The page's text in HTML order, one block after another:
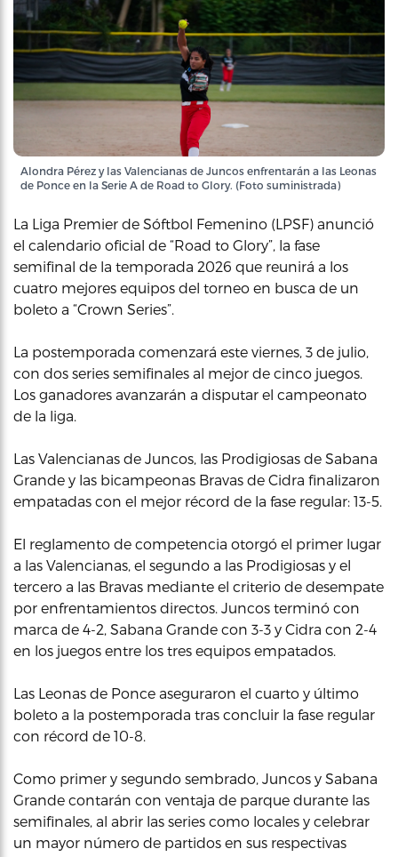
Alondra Pérez y las Valencianas de Juncos enfrentarán a las Leonas
de Ponce en la Serie A de Road to Glory. (Foto suministrada)
La Liga Premier de Sóftbol Femenino (LPSF) anunció
el calendario oficial de “Road to Glory”, la fase
semifinal de la temporada 2026 que reunirá a los
cuatro mejores equipos del torneo en busca de un
boleto a “Crown Series”.
La postemporada comenzará este viernes, 3 de julio,
con dos series semifinales al mejor de cinco juegos.
Los ganadores avanzarán a disputar el campeonato
de la liga.
Las Valencianas de Juncos, las Prodigiosas de Sabana
Grande y las bicampeonas Bravas de Cidra finalizaron
empatadas con el mejor récord de la fase regular: 13-5.
El reglamento de competencia otorgó el primer lugar
a las Valencianas, el segundo a las Prodigiosas y el
tercero a las Bravas mediante el criterio de desempate
por enfrentamientos directos. Juncos terminó con
marca de 4-2, Sabana Grande con 3-3 y Cidra con 2-4
en los juegos entre los tres equipos empatados.
Las Leonas de Ponce aseguraron el cuarto y último
boleto a la postemporada tras concluir la fase regular
con récord de 10-8.
Como primer y segundo sembrado, Juncos y Sabana
Grande contarán con ventaja de parque durante las
semifinales, al abrir las series como locales y celebrar
un mayor número de partidos en sus respectivas